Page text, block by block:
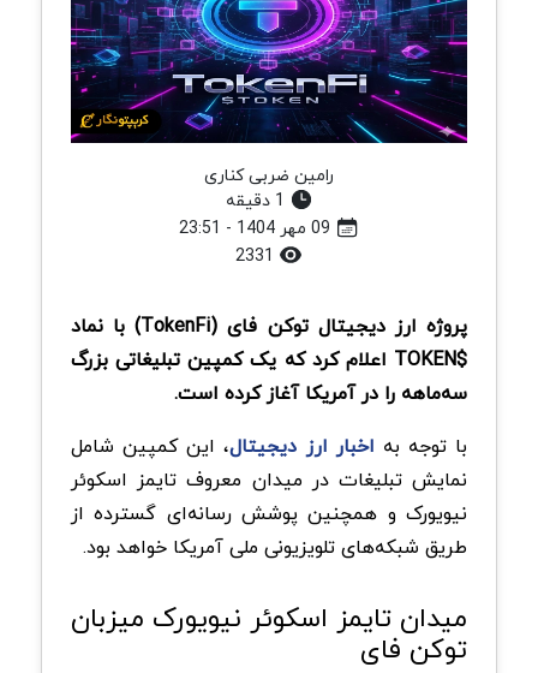
رامین ضربی کناری
پروژه ارز دیجیتال توکن فای (TokenFi) با نماد
$TOKEN اعلام کرد که یک کمپین تبلیغاتی بزرگ
سه‌ماهه را در آمریکا آغاز کرده است.
با توجه به اخبار ارز دیجیتال، این کمپین شامل
نمایش تبلیغات در میدان معروف تایمز اسکوئر
نیویورک و همچنین پوشش رسانه‌ای گسترده از
طریق شبکه‌های تلویزیونی ملی آمریکا خواهد بود.
میدان تایمز اسکوئر نیویورک میزبان
توکن فای